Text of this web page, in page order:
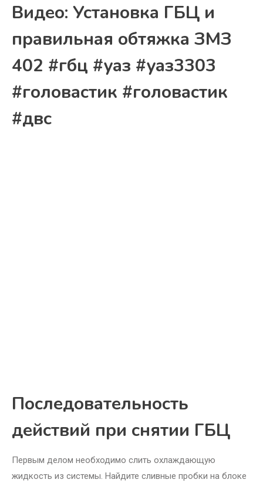
Видео: Установка ГБЦ и
правильная обтяжка ЗМЗ
402 #гбц #уаз #уаз3303
#головастик #головастик
#двс
Последовательность
действий при снятии ГБЦ
Первым делом необходимо слить охлаждающую
жидкость из системы. Найдите сливные пробки на блоке